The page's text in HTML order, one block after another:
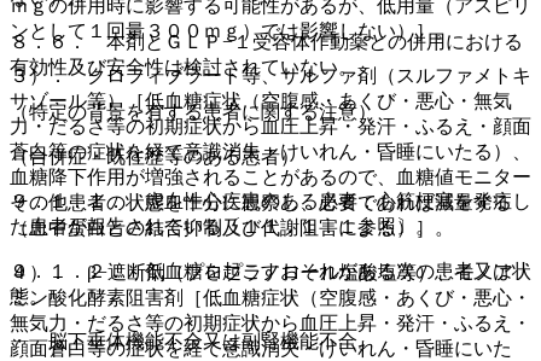
ｍｇの併用時に影響する可能性があるが、低用量（アスピリ
ンとして１回量３００ｍｇ）では影響しない）］。
３）． クロフィブラート等、サルファ剤（スルファメトキ
サゾール等）［低血糖症状（空腹感・あくび・悪心・無気
力・だるさ等の初期症状から血圧上昇・発汗・ふるえ・顔面
蒼白等の症状を経て意識消失・けいれん・昏睡にいたる）、
血糖降下作用が増強されることがあるので、血糖値モニター
その他患者の状態を十分に観察し、必要であれば減量する
（血中蛋白との結合抑制及び代謝阻害による）］。
４）． β−遮断剤（プロプラノロール塩酸塩等）、モノア
ミン酸化酵素阻害剤［低血糖症状（空腹感・あくび・悪心・
無気力・だるさ等の初期症状から血圧上昇・発汗・ふるえ・
顔面蒼白等の症状を経て意識消失・けいれん・昏睡にいた
８．６． 本剤とＧＬＰ−１受容体作動薬との併用における
有効性及び安全性は検討されていない。
（特定の背景を有する患者に関する注意）
（合併症・既往歴等のある患者）
９．１．１． 虚血性心疾患のある患者：心筋梗塞を発症し
た患者が報告されている〔１１．１．１参照〕。
９．１．２． 低血糖を起こすおそれがある次の患者又は状
態。
・ 脳下垂体機能不全又は副腎機能不全。